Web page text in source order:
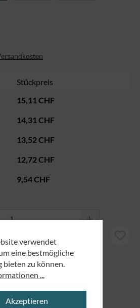
Stückpreis
15,11 CHF
14,31 CHF
13,52 CHF
12,72 CHF
9,54 CHF
Gib den gewünschten
Warenkorb
verwendet
eine bestmögliche
bieten zu können.
...
Akzeptieren